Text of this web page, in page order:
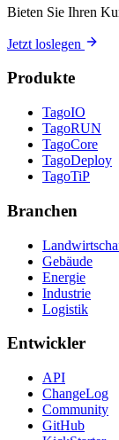
Bieten Sie Ihren
Jetzt loslegen
Produkte
TagoIO
TagoRUN
TagoCore
TagoDeploy
TagoTiP
Branchen
Gebäude
Energie
Industrie
Logistik
Entwickler
API
ChangeLog
Community
GitHub